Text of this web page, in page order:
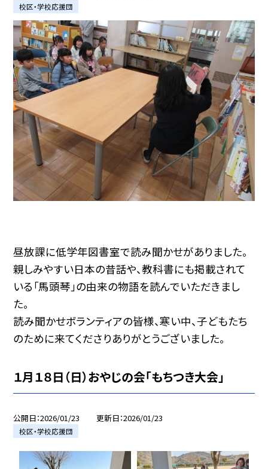
校区・学校応援団
昼放課に低学年図書室で読み聞かせがありました。
親しみやすい日本の昔話や、教科書にも掲載されて
いる「馬頭琴」の由来の物語を読んでいただきまし
た。
読み聞かせボランティアの皆様、寒い中、子どもたち
のために来てくださりありがとうございました。
１月１８日（日）おやじの会「もちつき大会」
公開日 2026/01/23 更新日 2026/01/23
校区・学校応援団